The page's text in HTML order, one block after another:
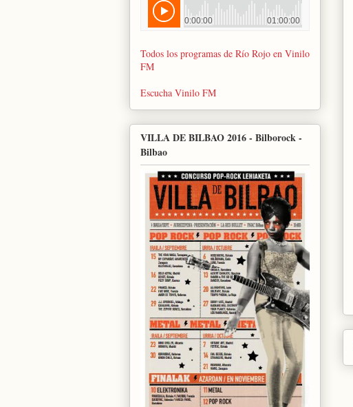
Todos los programas de Río Rojo en Vinilo
FM
Escucha Vinilo FM
VILLA DE BILBAO 2016 - Bilborock -
Bilbao